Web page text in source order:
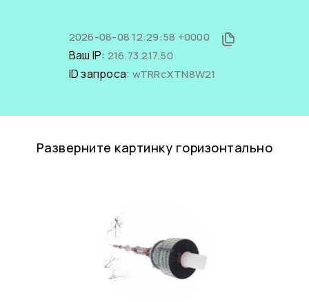
2026-08-08 12:29:58 +0000
Ваш IP: 216.73.217.50
ID запроса: wTRRcXTN8W21
Разверните картинку горизонтально